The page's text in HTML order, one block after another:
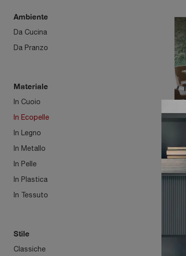
Ambiente
Da Cucina
Da Pranzo
Materiale
In Cuoio
In Ecopelle
In Legno
In Metallo
In Pelle
In Plastica
In Tessuto
Stile
Classiche